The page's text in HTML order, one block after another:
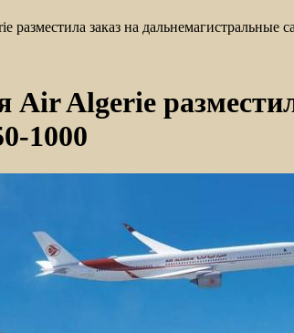
разместила заказ на дальнемагистральные
Air Algerie
1000